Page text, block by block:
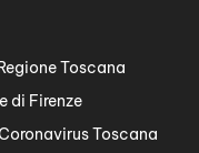
Toscana
di Firenze
Toscana